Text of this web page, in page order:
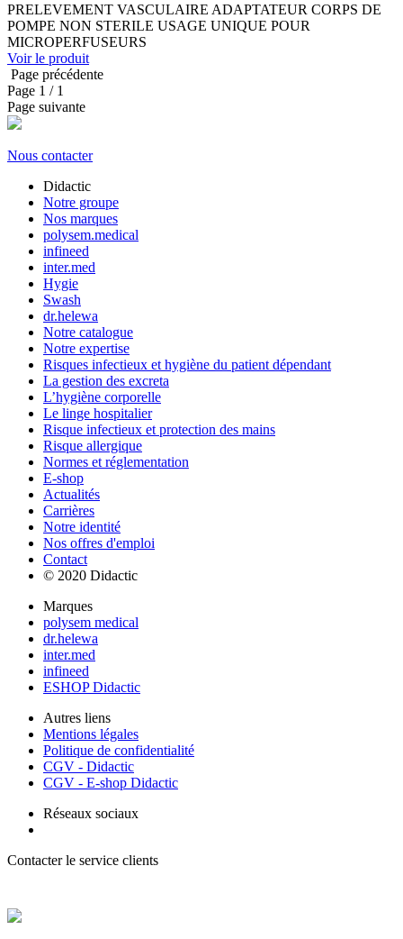
PRELEVEMENT VASCULAIRE ADAPTATEUR CORPS DE
POMPE NON STERILE USAGE UNIQUE POUR
MICROPERFUSEURS
Voir le produit
Page précédente
Page 1 / 1
Page suivante
Nous contacter
Didactic
Notre groupe
Nos marques
polysem.medical
infineed
inter.med
Hygie
Swash
dr.helewa
Notre catalogue
Notre expertise
Risques infectieux et hygiène du patient dépendant
La gestion des excreta
L’hygiène corporelle
Le linge hospitalier
Risque infectieux et protection des mains
Risque allergique
Normes et réglementation
E-shop
Actualités
Carrières
Notre identité
Nos offres d'emploi
Contact
© 2020 Didactic
Marques
polysem medical
dr.helewa
inter.med
infineed
ESHOP Didactic
Autres liens
Mentions légales
Politique de confidentialité
CGV - Didactic
CGV - E-shop Didactic
Réseaux sociaux
Contacter le service clients